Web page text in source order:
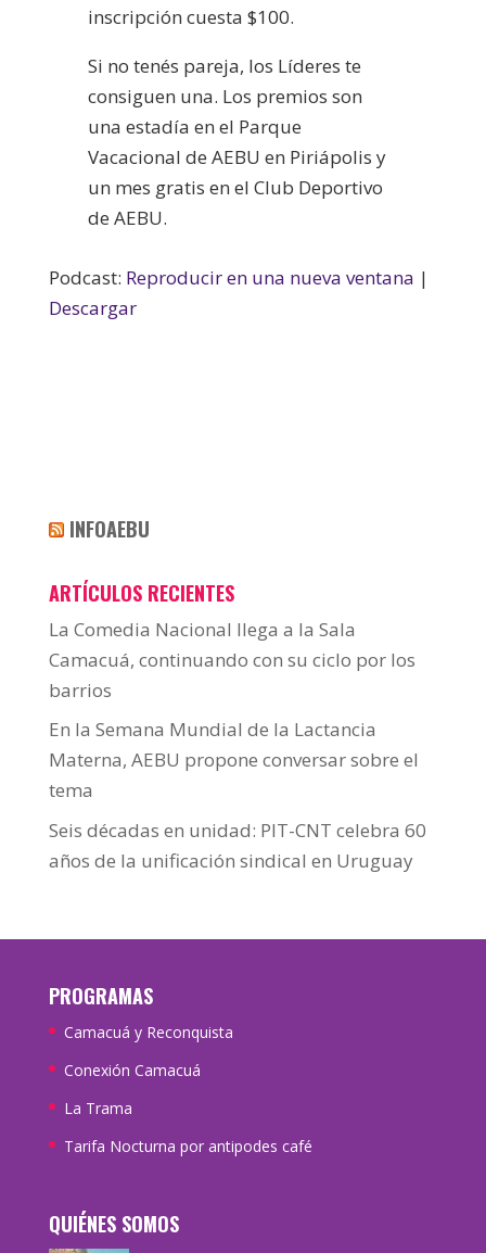
inscripción cuesta $100.
Si no tenés pareja, los Líderes te
consiguen una. Los premios son
una estadía en el Parque
Vacacional de AEBU en Piriápolis y
un mes gratis en el Club Deportivo
de AEBU.
Podcast: Reproducir en una nueva ventana |
Descargar
INFOAEBU
ARTÍCULOS RECIENTES
La Comedia Nacional llega a la Sala
Camacuá, continuando con su ciclo por los
barrios
En la Semana Mundial de la Lactancia
Materna, AEBU propone conversar sobre el
tema
Seis décadas en unidad: PIT-CNT celebra 60
años de la unificación sindical en Uruguay
PROGRAMAS
Camacuá y Reconquista
Conexión Camacuá
La Trama
Tarifa Nocturna por antipodes café
QUIÉNES SOMOS